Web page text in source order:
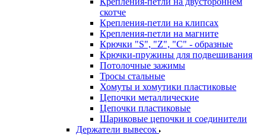
скотче
Крепления-петли на клипсах
Крепления-петли на магните
Крючки "S", "Z", "C" - образные
Крючки-пружины для подвешивания
Потолочные зажимы
Тросы стальные
Хомуты и хомутики пластиковые
Цепочки металлические
Цепочки пластиковые
Шариковые цепочки и соединители
Держатели вывесок